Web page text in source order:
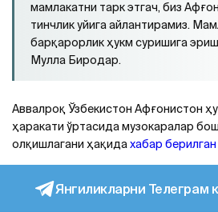
мамлакатни тарк этгач, биз
тинчлик уйига айлантирамиз.
барқарорлик ҳукм суришига
Мулла Биродар.
Аввалроқ Ўзбекистон Афғонистон
ҳаракати ўртасида музокаралар
олқишлагани ҳақидахабар
Янгиликларни Телеграм